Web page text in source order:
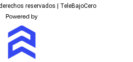
reservados | TeleBajoCero